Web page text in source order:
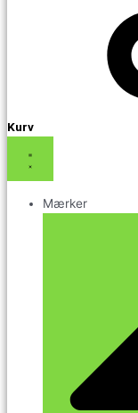
Kurv
Mærker